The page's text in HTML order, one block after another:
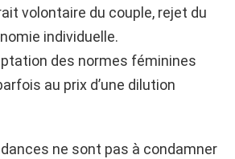
volontaire du couple, rejet du
individuelle.
des normes féminines
au prix d’une dilution
ne sont pas à condamner